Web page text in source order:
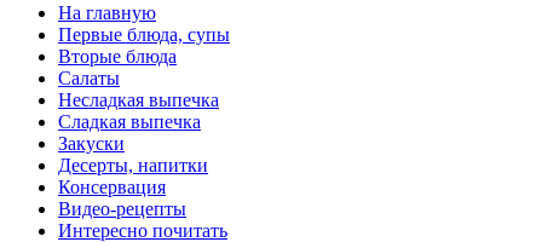
На главную
Первые блюда, супы
Вторые блюда
Салаты
Несладкая выпечка
Сладкая выпечка
Закуски
Десерты, напитки
Консервация
Видео-рецепты
Интересно почитать